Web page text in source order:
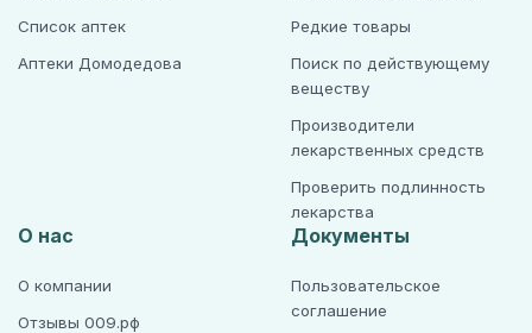
Список аптек
Аптеки Домодедова
Редкие товары
Поиск по действующему
веществу
Производители
лекарственных средств
Проверить подлинность
лекарства
О нас
О компании
Отзывы 009.рф
Документы
Пользовательское
соглашение